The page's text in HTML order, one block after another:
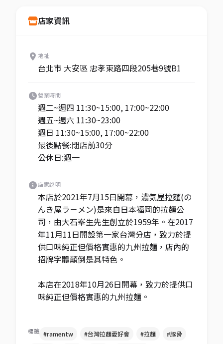
店家資訊
地址
台北市 大安區 忠孝東路四段205巷9號B1
營業時間
週二~週四 11:30~15:00, 17:00~22:00
週五~週六 11:30~23:00
週日 11:30~15:00, 17:00~22:00
最後點餐:閉店前30分
公休日:週一
店家說明
本店於2021年7月15日開幕，濃気屋拉麵(の
んき屋ラ－メン)是來自日本福岡的拉麵公
司，由大石峯生先生創立於1959年。在2017
年11月11日開設第一家台灣分店，致力於提
供口味純正但價格實惠的九州拉麵，店內的
招牌字體顛倒是其特色。
本店在2018年10月26日開幕，致力於提供口
味純正但價格實惠的九州拉麵。
標籤 #ramentw #台灣拉麵愛好會 #拉麵 #豚骨